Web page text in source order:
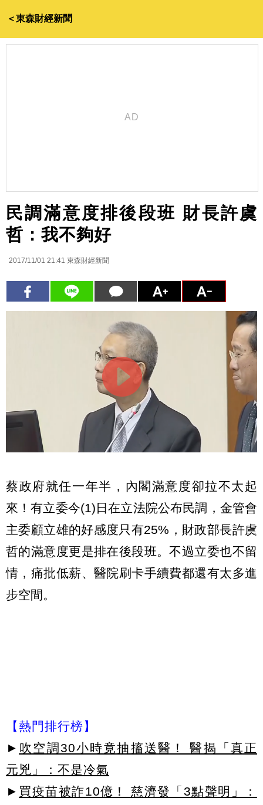
＜東森財經新聞
民調滿意度排後段班 財長許虞
哲：我不夠好
2017/11/01 21:41 東森財經新聞
蔡政府就任一年半，內閣滿意度卻拉不太起
來！有立委今(1)日在立法院公布民調，金管會
主委顧立雄的好感度只有25%，財政部長許虞
哲的滿意度更是排在後段班。不過立委也不留
情，痛批低薪、醫院刷卡手續費都還有太多進
步空間。
【熱門排行榜】
► 吹空調30小時竟抽搐送醫！ 醫揭「真正
元兇」：不是冷氣
► 買疫苗被詐10億！ 慈濟發「3點聲明」：